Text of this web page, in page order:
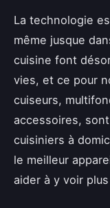
La technologie
même jusque
cuisine font
vies, et ce pour
cuiseurs,
accessoires,
cuisiniers à
le meilleur
aider à y voir plus